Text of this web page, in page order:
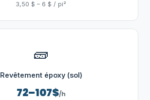
3,50 $ – 6 $ / pi²
🧱
Revêtement époxy (sol)
72–107$/h